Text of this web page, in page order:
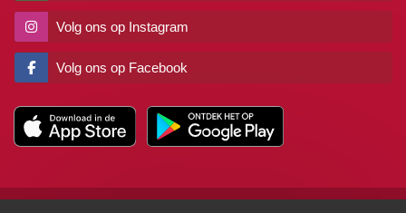
Volg ons op Instagram
Volg ons op Facebook